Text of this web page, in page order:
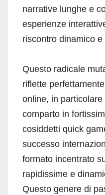
narrative lunghe e
esperienze
riscontro dinamico
Questo radicale
riflette
online, in particolare
comparto in
cosiddetti quick
successo
formato incentrato
rapidissime e
Questo genere di